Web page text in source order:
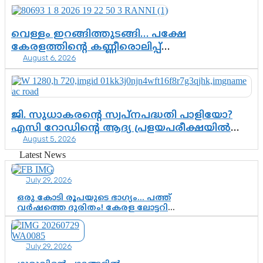
വെള്ളം ഇറങ്ങിത്തുടങ്ങി… പക്ഷേ
കേരളത്തിന്റെ കണ്ണീരൊലിപ്പ്
എന്നവസാനിക്കും?
August 6, 2026
ജി. സുധാകരന്റെ സ്വപ്നപദ്ധതി പാളിയോ?
എസി റോഡിന്റെ ആദ്യ പ്രളയപരീക്ഷയിൽ
ഉയരുന്നത് ഗുരുതര ചോദ്യങ്ങൾ
August 5, 2026
Latest News
July 29, 2026
ഒരു കോടി രൂപയുടെ ഭാഗ്യം… പത്ത്
വർഷത്തെ ദുരിതം! കേരള ലോട്ടറി
സംവിധാനത്തെ ചോദ്യം ചെയ്ത്
കോയയുടെ പോരാട്ടം
July 29, 2026